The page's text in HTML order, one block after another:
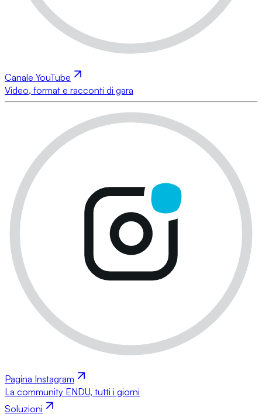
Canale YouTube
Video, format e racconti di gara
Pagina Instagram
La community ENDU, tutti i giorni
Soluzioni